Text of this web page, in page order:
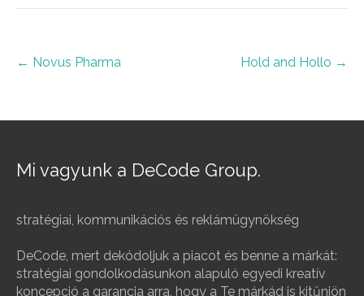
Post
navigation
← Novus Pharma Hold and Hollo →
Mi vagyunk a DeCode Group.
stratégiai, kommunikációs és reklámügynökség
DeCode, mert dekódoljuk a piacot és benne a márkát:
stratégiai gondolkodásunkon alapuló egyedi kreatív
koncepció a garancia arra, hogy a Te márkád is kitűnjön